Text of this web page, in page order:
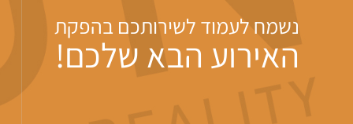
נשמח לעמוד לשירותכם בהפקת
האירוע הבא שלכם!